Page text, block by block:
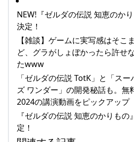
NEW!『ゼルダの伝説 知恵のか
決定！
【雑談】ゲームに実写感はそこ
ど、グラがしょぼかったら許せ
たwww
「ゼルダの伝説 TotK」と「ス
ズ ワンダー」の開発秘話も。無
2024の講演動画をピックアップ
『ゼルダの伝説 知恵のかりも
定！